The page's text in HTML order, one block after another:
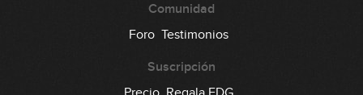
#37 Canon de Pachelbel con Sweep
Comunidad
Foro Testimonios
Suscripción